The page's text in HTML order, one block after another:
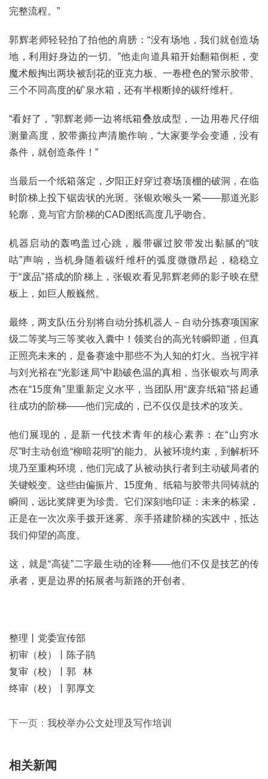
完整流程。”
郭辉老师轻轻拍了拍他的肩膀：“没有场地，我们就创造场
地，利用好身边的一切。”他走向道具箱开始翻箱倒柜，变
魔术般掏出两块被刮花的亚克力板、一卷橙色的警示胶带、
三个不同高度的矿泉水箱，还有半根断掉的碳纤维杆。
“看好了，”郭辉老师一边将纸箱叠放成型，一边用卷尺仔细
测量高度，胶带撕拉声清脆作响，“大家要学会变通，没有
条件，就创造条件！”
当最后一个纸箱落定，夕阳正好穿过赛场顶棚的破洞，在临
时阶梯上投下锯齿状的光斑。张银欢喉头一紧——那道光影
轮廓，竟与官方阶梯的CAD图纸高度几乎吻合。
机器启动的轰鸣盖过心跳，履带碾过胶带发出黏腻的“吱
咕”声响，当机身随着碳纤维杆的弧度微微昂起，稳稳立
于“废品”搭成的阶梯上，张银欢看见郭辉老师的影子映在壁
板上，如巨人般巍然。
最终，两支队伍分别将自动分拣机器人－自动分拣赛项国家
级二等奖与三等奖收入囊中！领奖台的高光转瞬即逝，但真
正照亮未来的，是备赛途中那些不为人知的灯火。当祝宇祥
与刘光裕在“光影迷局”中勘破色温的真相，当张银欢与周承
杰在“15度角”里重新定义水平，当团队用“废弃纸箱”搭起通
往成功的阶梯——他们完成的，已不仅仅是技术的攻关。
他们展现的，是新一代技术青年的核心素养：在“山穷水
尽”时主动创造“柳暗花明”的能力。从被环境约束，到解析环
境乃至重构环境，他们完成了从被动执行者到主动破局者的
关键蜕变。这些由偏振片、15度角、纸箱与胶带共同铸就的
瞬间，远比奖牌更为珍贵。它们深刻地印证：未来的栋梁，
正是在一次次亲手拨开迷雾、亲手搭建阶梯的实践中，抵达
我们仰望的高度。
这，就是“高徒”二字最生动的诠释——他们不仅是技艺的传
承者，更是边界的拓展者与新路的开创者。
整理丨党委宣传部
初审（校）丨陈子鹃
复审（校）丨郭 林
终审（校）丨郭厚文
下一页： 我校举办公文处理及写作培训
相关新闻